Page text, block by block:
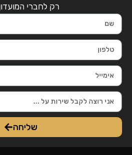
רק לחברי
שליחה